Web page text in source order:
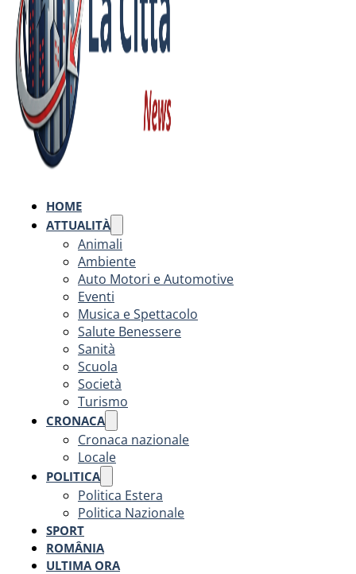
HOME
ATTUALITÀ
Animali
Ambiente
Auto Motori e Automotive
Eventi
Musica e Spettacolo
Salute Benessere
Sanità
Scuola
Società
Turismo
CRONACA
Cronaca nazionale
Locale
POLITICA
Politica Estera
Politica Nazionale
SPORT
ROMÂNIA
ULTIMA ORA